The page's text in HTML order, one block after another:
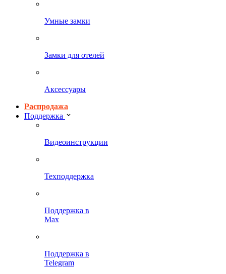
Умные замки
Замки для отелей
Аксессуары
Распродажа
Поддержка
Видеоинструкции
Техподдержка
Поддержка в
Max
Поддержка в
Telegram